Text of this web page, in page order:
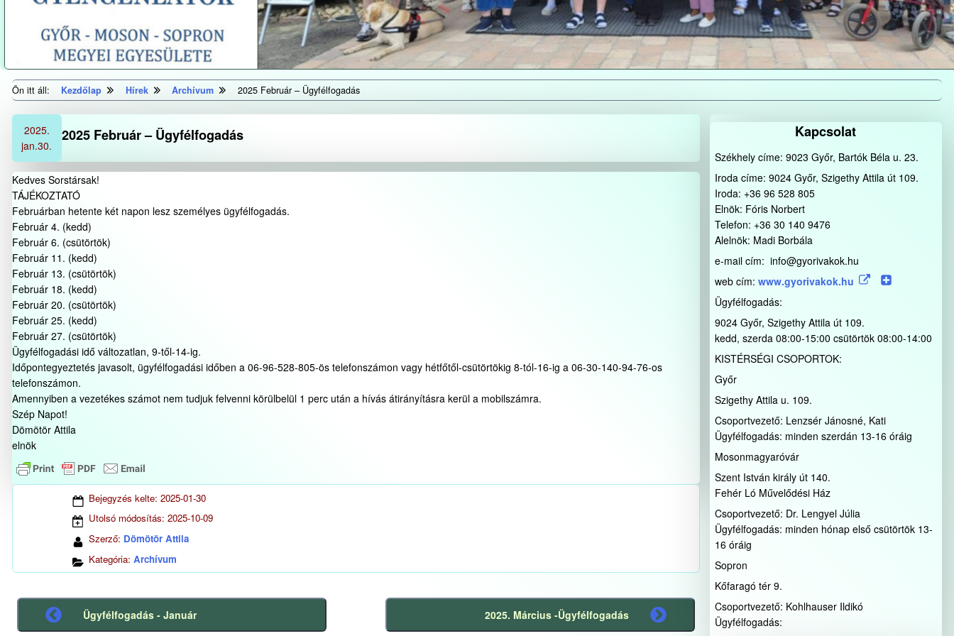
Ön itt áll: Kezdőlap Hírek Archívum 2025 Február – Ügyfélfogadás
2025 Február – Ügyfélfogadás
2025.
jan.30.
Kedves Sorstársak!
TÁJÉKOZTATÓ
Februárban hetente két napon lesz személyes ügyfélfogadás.
Február 4. (kedd)
Február 6. (csütörtök)
Február 11. (kedd)
Február 13. (csütörtök)
Február 18. (kedd)
Február 20. (csütörtök)
Február 25. (kedd)
Február 27. (csütörtök)
Ügyfélfogadási idő változatlan, 9-től-14-ig.
Időpontegyeztetés javasolt, ügyfélfogadási időben a 06-96-528-805-ös telefonszámon vagy hétfőtől-csütörtökig 8-tól-16-ig a 06-30-140-94-76-os
telefonszámon.
Amennyiben a vezetékes számot nem tudjuk felvenni körülbelül 1 perc után a hívás átirányításra kerül a mobilszámra.
Szép Napot!
Dömötör Attila
elnök
Bejegyzés kelte: 2025-01-30
Utolsó módosítás: 2025-10-09
Szerző: Dömötör Attila
Kategória: Archívum
Előző
Ügyfélfogadás - Január 2025. Március -Ügyfélfogadás
Kapcsolat
Székhely címe: 9023 Győr, Bartók Béla u. 23.
Iroda címe: 9024 Győr, Szigethy Attila út 109.
Iroda: +36 96 528 805
Elnök: Fóris Norbert
Telefon: +36 30 140 9476
Alelnök: Madi Borbála
e-mail cím: info@gyorivakok.hu
web cím: www.gyorivakok.hu
Ügyfélfogadás:
9024 Győr, Szigethy Attila út 109.
kedd, szerda 08:00-15:00 csütörtök 08:00-14:00
KISTÉRSÉGI CSOPORTOK:
Győr
Szigethy Attila u. 109.
Csoportvezető: Lenzsér Jánosné, Kati
Ügyfélfogadás: minden szerdán 13-16 óráig
Mosonmagyaróvár
Szent István király út 140.
Fehér Ló Művelődési Ház
Csoportvezető: Dr. Lengyel Júlia
Ügyfélfogadás: minden hónap első csütörtök 13-
16 óráig
Sopron
Kőfaragó tér 9.
Csoportvezető: Kohlhauser Ildikó
Ügyfélfogadás: